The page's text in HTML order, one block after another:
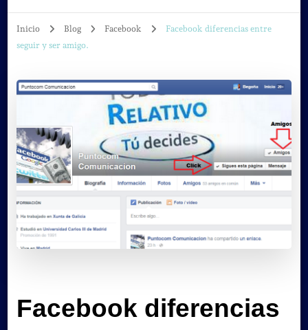
Inicio Blog Facebook
Facebook diferencias entre
seguir y ser amigo.
Facebook diferencias